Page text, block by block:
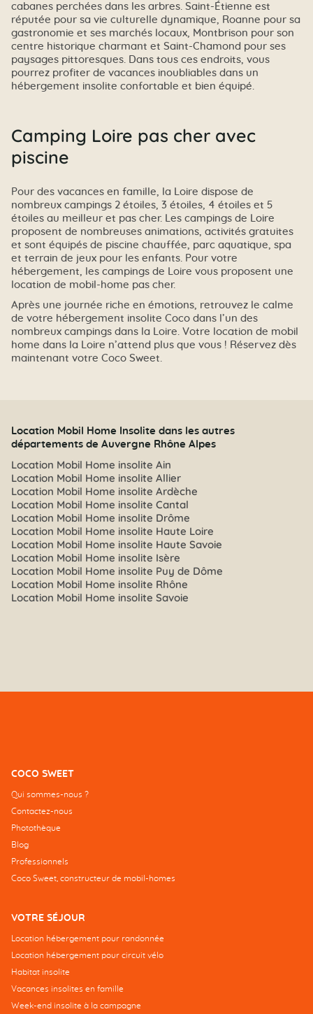
cabanes perchées dans les arbres. Saint-Étienne est
réputée pour sa vie culturelle dynamique, Roanne pour sa
gastronomie et ses marchés locaux, Montbrison pour son
centre historique charmant et Saint-Chamond pour ses
paysages pittoresques. Dans tous ces endroits, vous
pourrez profiter de vacances inoubliables dans un
hébergement insolite confortable et bien équipé.
Camping Loire pas cher avec
piscine
Pour des vacances en famille, la Loire dispose de
nombreux campings 2 étoiles, 3 étoiles, 4 étoiles et 5
étoiles au meilleur et pas cher. Les campings de Loire
proposent de nombreuses animations, activités gratuites
et sont équipés de piscine chauffée, parc aquatique, spa
et terrain de jeux pour les enfants. Pour votre
hébergement, les campings de Loire vous proposent une
location de mobil-home pas cher.
Après une journée riche en émotions, retrouvez le calme
de votre hébergement insolite Coco dans l’un des
nombreux campings dans la Loire. Votre location de mobil
home dans la Loire n’attend plus que vous ! Réservez dès
maintenant votre Coco Sweet.
Location Mobil Home Insolite dans les autres
départements de Auvergne Rhône Alpes
Location Mobil Home insolite Ain
Location Mobil Home insolite Allier
Location Mobil Home insolite Ardèche
Location Mobil Home insolite Cantal
Location Mobil Home insolite Drôme
Location Mobil Home insolite Haute Loire
Location Mobil Home insolite Haute Savoie
Location Mobil Home insolite Isère
Location Mobil Home insolite Puy de Dôme
Location Mobil Home insolite Rhône
Location Mobil Home insolite Savoie
COCO SWEET
Qui sommes-nous ?
Contactez-nous
Photothèque
Blog
Professionnels
Coco Sweet, constructeur de mobil-homes
VOTRE SÉJOUR
Location hébergement pour randonnée
Location hébergement pour circuit vélo
Habitat insolite
Vacances insolites en famille
Week-end insolite à la campagne